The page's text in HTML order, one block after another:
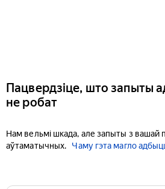
Пацвердзіце, што запыты
не робат
Нам вельмі шкада, але запыты з вашай
аўтаматычных.
Чаму гэта магло